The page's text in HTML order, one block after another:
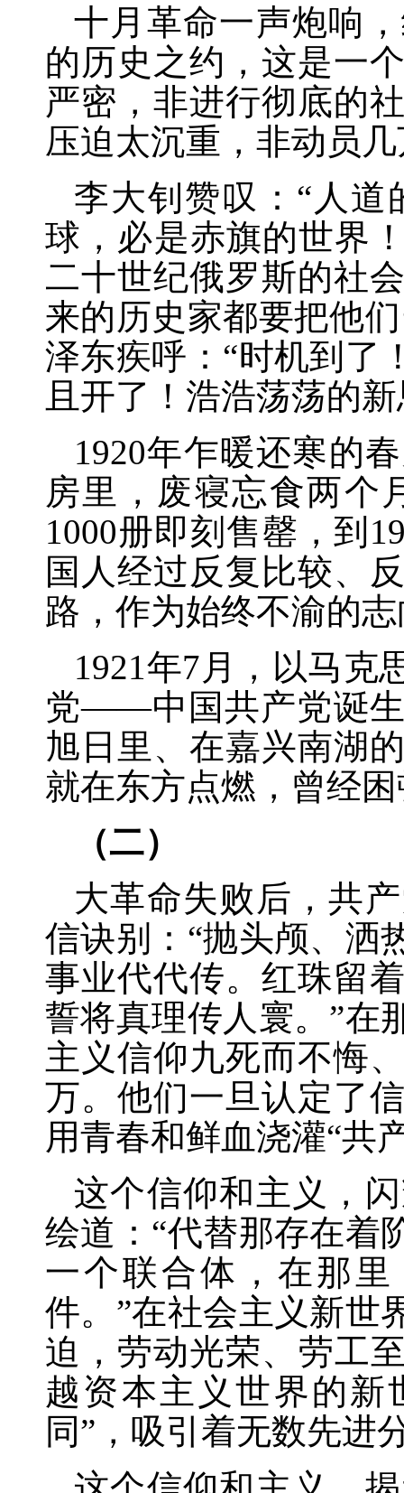
十月革命一声炮响
的历史之约，这是一
严密，非进行彻底的
压迫太沉重，非动员
李大钊赞叹： “人道
球，必是赤旗的世界
二十世纪俄罗斯的社
来的历史家都要把他
泽东疾呼：“时机到了
且开了！浩浩荡荡的
1920年乍暖还寒的
房里，废寝忘食两个
1000册即刻售罄，到
国人经过反复比较、
路，作为始终不渝的
1921年7月，以马克
党——中国共产党诞生
旭日里、在嘉兴南湖
就在东方点燃，曾经
（二）
大革命失败后，共
信诀别： “抛头颅、洒
事业代代传。红珠留
誓将真理传人寰。”在
主义信仰九死而不悔
万。他们一旦认定了
用青春和鲜血浇灌“共
这个信仰和主义，
绘道： “代替那存在着
一个联合体，在那
件。”在社会主义新世
迫，劳动光荣、劳工
越资本主义世界的新
同”，吸引着无数先进